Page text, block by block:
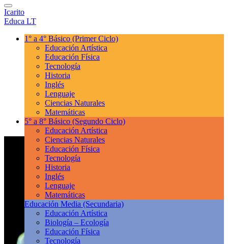
Icarito
Educa LT
1° a 4° Básico (Primer Ciclo)
Educación Artística
Educación Física
Tecnología
Historia
Inglés
Lenguaje
Ciencias Naturales
Matemáticas
5° a 8° Básico (Segundo Ciclo)
Educación Artística
Ciencias Naturales
Educación Física
Tecnología
Historia
Inglés
Lenguaje
Matemáticas
Educación Media (Secundaria)
Educación Artística
Biología – Ecología
Educación Física
Tecnología